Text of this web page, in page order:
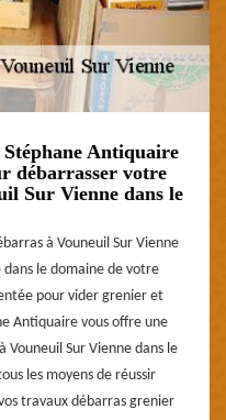
Antiquaire
débarrasser votre
Sur Vienne dans le
à Vouneuil Sur Vienne
dans le domaine de votre
pour vider grenier et
Antiquaire vous offre une
Sur Vienne dans le
les moyens de réussir
travaux débarras grenier